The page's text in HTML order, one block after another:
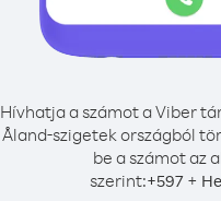
Hívhatja a számot a Viber
Åland-szigetek országból
be a számot az
szerint:+597+